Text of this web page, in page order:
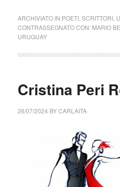
ARCHIVIATO IN:POETI, SCRITTORI,
CONTRASSEGNATO CON: MARIO
URUGUAY
Cristina Peri
26/07/2024 BYCARLAITA